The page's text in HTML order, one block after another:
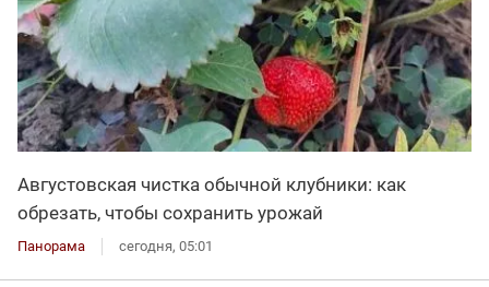
Августовская чистка обычной клубники: как
обрезать, чтобы сохранить урожай
Панорама сегодня, 05:01